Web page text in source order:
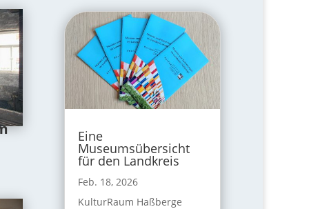
Eine
Museumsübersicht
für den Landkreis
Feb. 18, 2026
KulturRaum Haßberge